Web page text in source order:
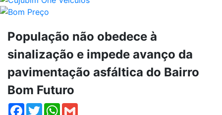
População não obedece à
sinalização e impede avanço da
pavimentação asfáltica do Bairro
Bom Futuro
Facebook
TwitterWhatsApp